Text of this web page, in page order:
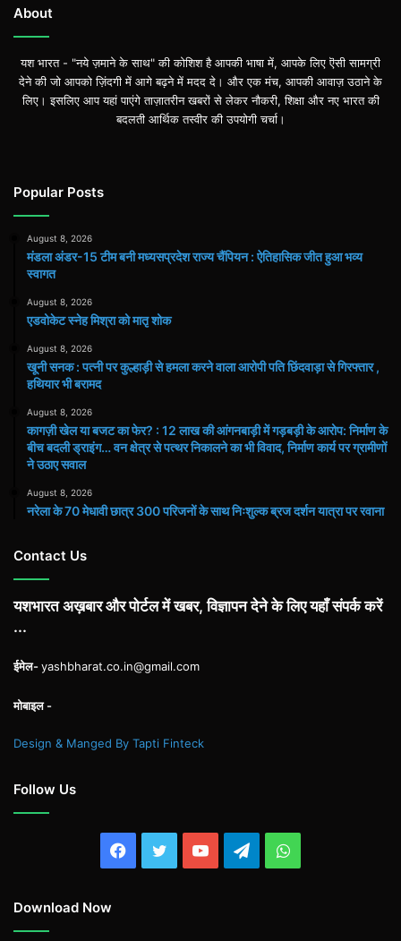
About
यश भारत - "नये ज़माने के साथ" की कोशिश है आपकी भाषा में, आपके लिए ऎसी सामग्री
देने की जो आपको ज़िंदगी में आगे बढ़ने में मदद दे। और एक मंच, आपकी आवाज़ उठाने के
लिए। इसलिए आप यहां पाएंगे ताज़ातरीन खबरों से लेकर नौकरी, शिक्षा और नए भारत की
बदलती आर्थिक तस्वीर की उपयोगी चर्चा।
Popular Posts
August 8, 2026
मंडला अंडर-15 टीम बनी मध्यसप्रदेश राज्य चैंपियन : ऐतिहासिक जीत हुआ भव्य
स्वागत
August 8, 2026
एडवोकेट स्नेह मिश्रा को मातृ शोक
August 8, 2026
खूनी सनक : पत्नी पर कुल्हाड़ी से हमला करने वाला आरोपी पति छिंदवाड़ा से गिरफ्तार ,
हथियार भी बरामद
August 8, 2026
कागज़ी खेल या बजट का फेर? : 12 लाख की आंगनबाड़ी में गड़बड़ी के आरोप: निर्माण के
बीच बदली ड्राइंग… वन क्षेत्र से पत्थर निकालने का भी विवाद, निर्माण कार्य पर ग्रामीणों
ने उठाए सवाल
August 8, 2026
नरेला के 70 मेधावी छात्र 300 परिजनों के साथ निःशुल्क ब्रज दर्शन यात्रा पर रवाना
Contact Us
यशभारत अख़बार और पोर्टल में खबर, विज्ञापन देने के लिए यहाँ संपर्क करें
...
ईमेल-yashbharat.co.in@gmail.com
मोबाइल -
Design & Manged By Tapti Finteck
Follow Us
Facebook
TwitterYouTubeTelegramWhatsApp
Download Now